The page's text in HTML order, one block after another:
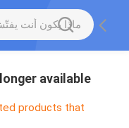
available.
products that